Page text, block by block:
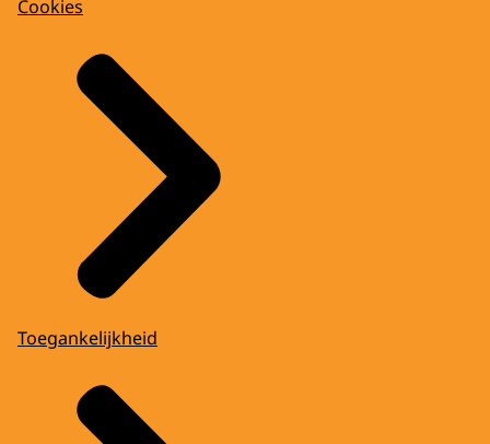
Cookies
Toegankelijkheid